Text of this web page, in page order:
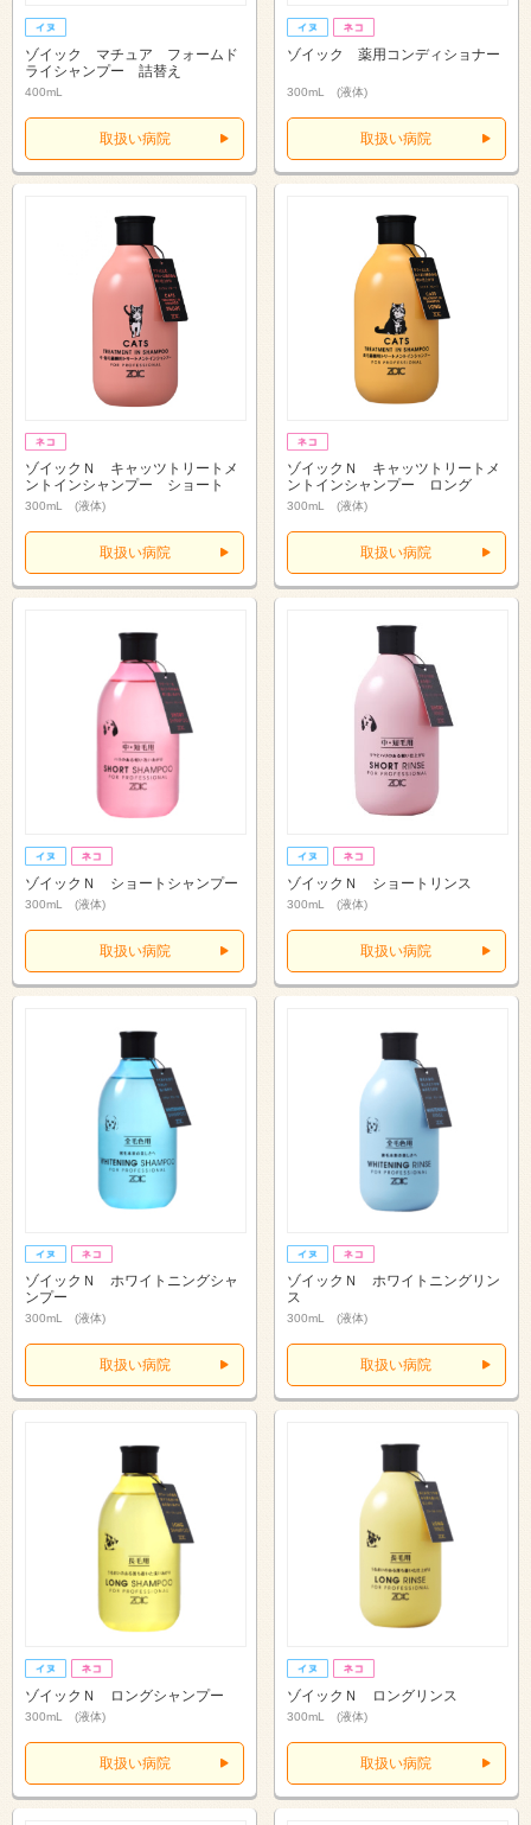
ゾイック マチュア フォームド
ライシャンプー 詰替え
400mL
取扱い病院
ゾイック 薬用コンディショナー
300mL (液体)
取扱い病院
ゾイックＮ キャッツトリートメ
ントインシャンプー ショート
300mL (液体)
取扱い病院
ゾイックＮ キャッツトリートメ
ントインシャンプー ロング
300mL (液体)
取扱い病院
ゾイックＮ ショートシャンプー
300mL (液体)
取扱い病院
ゾイックＮ ショートリンス
300mL (液体)
取扱い病院
ゾイックＮ ホワイトニングシャ
ンプー
300mL (液体)
取扱い病院
ゾイックＮ ホワイトニングリン
ス
300mL (液体)
取扱い病院
ゾイックＮ ロングシャンプー
300mL (液体)
取扱い病院
ゾイックＮ ロングリンス
300mL (液体)
取扱い病院